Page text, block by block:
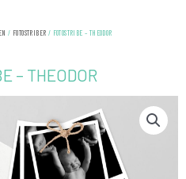
/ FOTOSTRIBER / FOTOSTRIBE – THEODOR
– THEODOR